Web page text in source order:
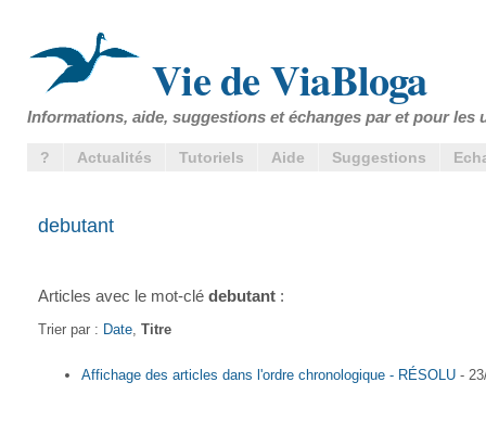
Vie de ViaBloga
Informations, aide, suggestions et échanges par et pour les
? Actualités Tutoriels Aide Suggestions
debutant
Articles avec le mot-clé debutant :
Trier par : Date Titre
Affichage des articles dans l'ordre chronologique - RÉSOLU -